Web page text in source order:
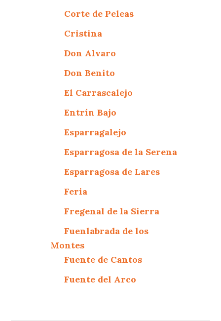
Corte de Peleas
Cristina
Don Alvaro
Don Benito
El Carrascalejo
Entrín Bajo
Esparragalejo
Esparragosa de la Serena
Esparragosa de Lares
Feria
Fregenal de la Sierra
Fuenlabrada de los
Montes
Fuente de Cantos
Fuente del Arco